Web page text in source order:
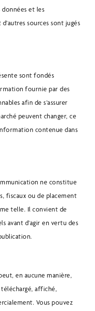
données et les
sources sont jugés
sont fondés
fournie par des
afin de s’assurer
peuvent changer, ce
contenue dans
ne constitue
fiscaux ou de placement
telle. Il convient de
avant d’agir en vertu des
en aucune manière,
affiché,
Vous pouvez